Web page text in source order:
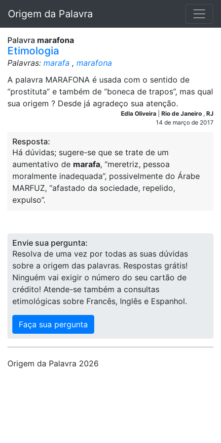
Origem da Palavra
Palavra marafona
Etimologia
Palavras: marafa , marafona
A palavra MARAFONA é usada com o sentido de
“prostituta” e também de “boneca de trapos”, mas qual
sua origem ? Desde já agradeço sua atenção.
Edla Oliveira Rio de Janeiro , RJ
14 de março de 2017
Resposta:
Há dúvidas; sugere-se que se trate de um
aumentativo de marafa, “meretriz, pessoa
moralmente inadequada”, possivelmente do Árabe
MARFUZ, “afastado da sociedade, repelido,
expulso”.
Envie sua pergunta:
Resolva de uma vez por todas as suas dúvidas
sobre a origem das palavras. Respostas grátis!
Ninguém vai exigir o número do seu cartão de
crédito! Atende-se também a consultas
etimológicas sobre Francês, Inglês e Espanhol.
Faça sua pergunta
Origem da Palavra 2026